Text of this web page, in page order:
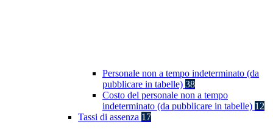
Personale non a tempo indeterminato (da
pubblicare in tabelle) 38
Costo del personale non a tempo
indeterminato (da pubblicare in tabelle) 12
Tassi di assenza 17